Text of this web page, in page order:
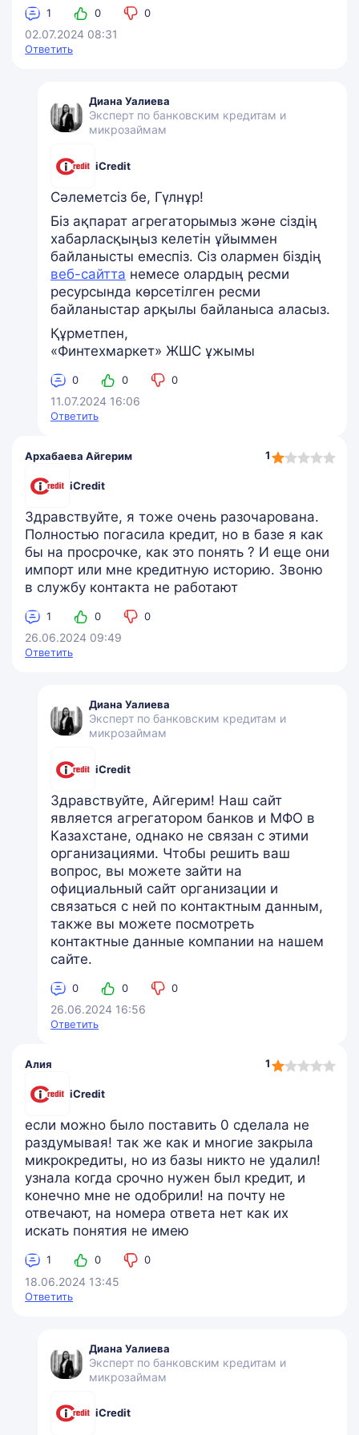
1 0 0
02.07.2024 08:31
Ответить
Диана Уалиева
Эксперт по банковским кредитам и
микрозаймам
iCredit
Сәлеметсіз бе, Гүлнұр!
Біз ақпарат агрегаторымыз және сіздің
хабарласқыңыз келетін ұйыммен
байланысты емеспіз. Сіз олармен біздің
веб-сайтта немесе олардың ресми
ресурсында көрсетілген ресми
байланыстар арқылы байланыса аласыз.
Құрметпен,
«Финтехмаркет» ЖШС ұжымы
0 0 0
11.07.2024 16:06
Ответить
Архабаева Айгерим
iCredit
1
1,0
Здравствуйте, я тоже очень разочарована.
Полностью погасила кредит, но в базе я как
бы на просрочке, как это понять ? И еще они
импорт или мне кредитную историю. Звоню
в службу контакта не работают
1 0 0
26.06.2024 09:49
Ответить
Диана Уалиева
Эксперт по банковским кредитам и
микрозаймам
iCredit
Здравствуйте, Айгерим! Наш сайт
является агрегатором банков и МФО в
Казахстане, однако не связан с этими
организациями. Чтобы решить ваш
вопрос, вы можете зайти на
официальный сайт организации и
связаться с ней по контактным данным,
также вы можете посмотреть
контактные данные компании на нашем
сайте.
0 0 0
26.06.2024 16:56
Ответить
Алия
iCredit
1
1,0
если можно было поставить 0 сделала не
раздумывая! так же как и многие закрыла
микрокредиты, но из базы никто не удалил!
узнала когда срочно нужен был кредит, и
конечно мне не одобрили! на почту не
отвечают, на номера ответа нет как их
искать понятия не имею
1 0 0
18.06.2024 13:45
Ответить
Диана Уалиева
Эксперт по банковским кредитам и
микрозаймам
iCredit